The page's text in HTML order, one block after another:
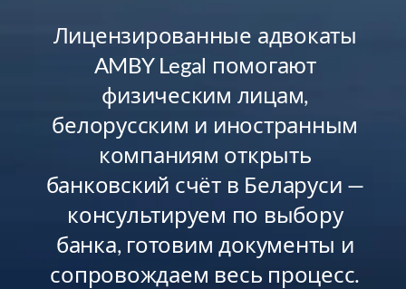
Лицензированные адвокаты
AMBY Legal помогают
физическим лицам,
белорусским и иностранным
компаниям открыть
банковский счёт в Беларуси —
консультируем по выбору
банка, готовим документы и
сопровождаем весь процесс.